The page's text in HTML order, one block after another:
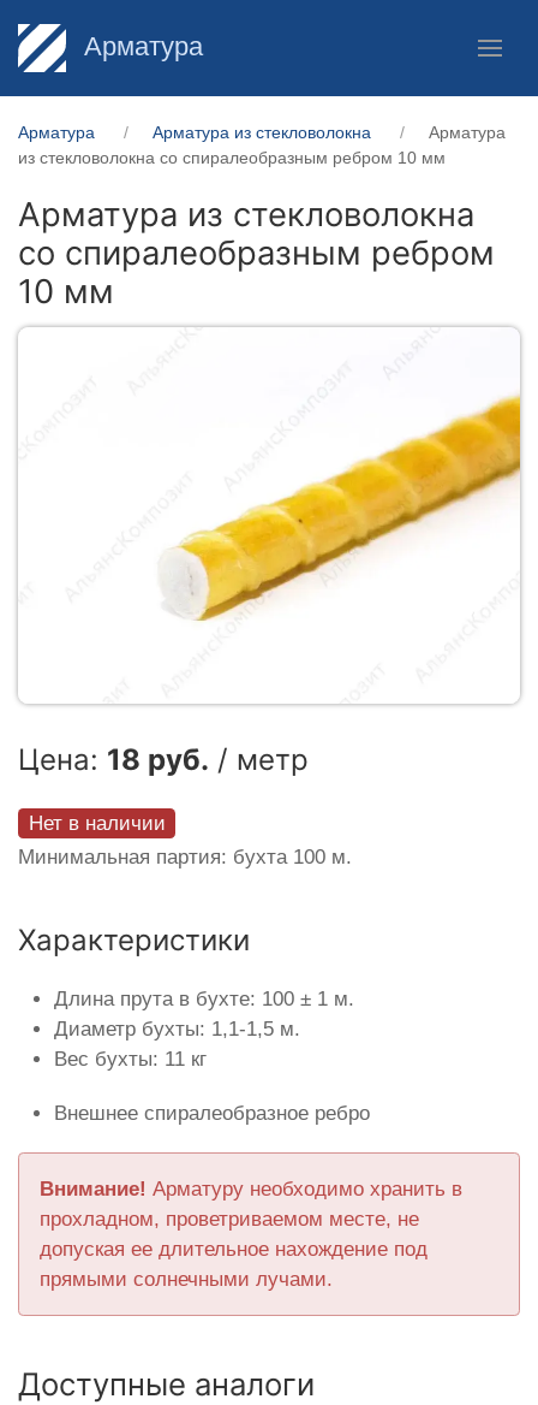
Арматура
Арматура Арматура из стекловолокна
Арматура
из стекловолокна со спиралеобразным ребром 10 мм
Арматура из стекловолокна
со спиралеобразным ребром
10 мм
Цена: 18 руб. / метр
Нет в наличии
Минимальная партия: бухта 100 м.
Характеристики
Длина прута в бухте: 100 ± 1 м.
Диаметр бухты: 1,1-1,5 м.
Вес бухты: 11 кг
Внешнее спиралеобразное ребро
Внимание! Арматуру необходимо хранить в
прохладном, проветриваемом месте, не
допуская ее длительное нахождение под
прямыми солнечными лучами.
Доступные аналоги